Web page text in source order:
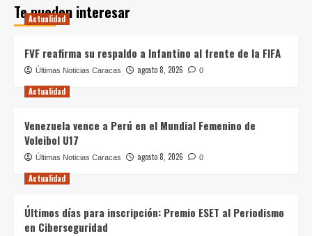
Te pueden interesar
Actualidad
FVF reafirma su respaldo a Infantino al frente de la FIFA
Últimas Noticias Caracas agosto 8, 2026 0
Actualidad
Venezuela vence a Perú en el Mundial Femenino de
Voleibol U17
Últimas Noticias Caracas agosto 8, 2026 0
Actualidad
Últimos días para inscripción: Premio ESET al Periodismo
en Ciberseguridad